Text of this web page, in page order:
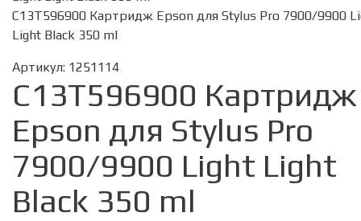
C13T596900 Картридж Epson для Stylus Pro 7900/9900
Light Black 350 ml
Артикул: 1251114
C13T596900 Картридж
Epson для Stylus Pro
7900/9900 Light Light
Black 350 ml